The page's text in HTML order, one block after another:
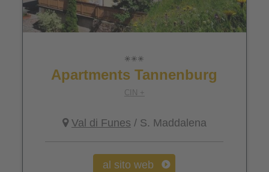
Apartments Tannenburg
CIN +
Val di Funes / S. Maddalena
al sito web